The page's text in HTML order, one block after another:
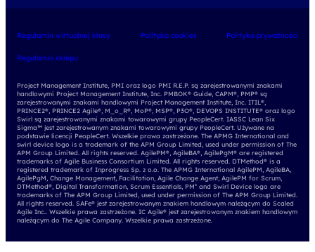
Regulamin wirtualnej klasy Polityka cookies Polityka prywatności
Regulamin sklepu
Project Management Institute, PMI oraz logo PMI R.E.P. są zarejestrowanymi znakami
handlowymi Project Management Institute, Inc. PMBOK® Guide, CAPM®, PMP® są
zarejestrowanymi znakami handlowymi Project Management Institute, Inc. ITIL®,
PRINCE2®, PRINCE2 Agile®, M_o_R®, MoP®, MSP®, P3O®, DEVOPS INSTITUTE® oraz logo
Swirl są zarejestrowanymi znakami towarowymi grupy PeopleCert. IASSC Lean Six
Sigma™ jest zarejestrowanym znakami towarowymi grupy PeopleCert. Używane na
podstawie licencji PeopleCert. Wszelkie prawa zastrzeżone. The APMG International and
swirl device logo is a trademark of the APM Group Limited, used under permission of The
APM Group Limited. All rights reserved. AgilePM®, AgileBA®, AgilePgM® are registered
trademarks of Agile Business Consortium Limited. All rights reserved. DTMethod® is a
registered trademark of Inprogress Sp. z o.o. The APMG International AgilePM, AgileBA,
AgilePgM, Change Management, Facilitation, Agile Change Agent, AgilePM for Scrum,
DTMethod®, Digital Transformation, Scrum Essentials, PM² and Swirl Device logo are
trademarks of The APM Group Limited, used under permission of The APM Group Limited.
All rights reserved. SAFe® jest zarejestrowanym znakiem handlowym należącym do Scaled
Agile Inc.. Wszelkie prawa zastrzeżone. IC Agile® jest zarejestrowanym znakiem handlowym
należącym do The Agile Company. Wszelkie prawa zastrzeżone.